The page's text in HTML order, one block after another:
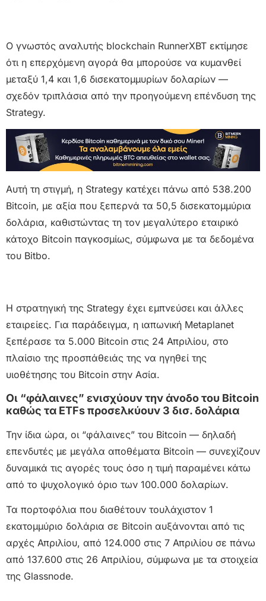
Ο γνωστός αναλυτής blockchain RunnerXBT εκτίμησε
ότι η επερχόμενη αγορά θα μπορούσε να κυμανθεί
μεταξύ 1,4 και 1,6 δισεκατομμυρίων δολαρίων —
σχεδόν τριπλάσια από την προηγούμενη επένδυση της
Strategy.
Αυτή τη στιγμή, η Strategy κατέχει πάνω από 538.200
Bitcoin, με αξία που ξεπερνά τα 50,5 δισεκατομμύρια
δολάρια, καθιστώντας τη τον μεγαλύτερο εταιρικό
κάτοχο Bitcoin παγκοσμίως, σύμφωνα με τα δεδομένα
του Bitbo.
Η στρατηγική της Strategy έχει εμπνεύσει και άλλες
εταιρείες. Για παράδειγμα, η ιαπωνική Metaplanet
ξεπέρασε τα 5.000 Bitcoin στις 24 Απριλίου, στο
πλαίσιο της προσπάθειάς της να ηγηθεί της
υιοθέτησης του Bitcoin στην Ασία.
Οι “φάλαινες” ενισχύουν την άνοδο του Bitcoin
καθώς τα ETFs προσελκύουν 3 δισ. δολάρια
Την ίδια ώρα, οι “φάλαινες” του Bitcoin — δηλαδή
επενδυτές με μεγάλα αποθέματα Bitcoin — συνεχίζουν
δυναμικά τις αγορές τους όσο η τιμή παραμένει κάτω
από το ψυχολογικό όριο των 100.000 δολαρίων.
Τα πορτοφόλια που διαθέτουν τουλάχιστον 1
εκατομμύριο δολάρια σε Bitcoin αυξάνονται από τις
αρχές Απριλίου, από 124.000 στις 7 Απριλίου σε πάνω
από 137.600 στις 26 Απριλίου, σύμφωνα με τα στοιχεία
της Glassnode.